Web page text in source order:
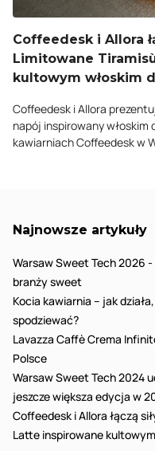
Coffeedesk i Allora
Limitowane
kultowym włoskim
Coffeedesk i Allora
napój inspirowany włoskim
kawiarniach Coffeedesk w
Najnowsze artykuły
Warsaw Sweet Tech 2026
branży sweet
Kocia kawiarnia – jak
spodziewać?
Lavazza Caffè Crema
Polsce
Warsaw Sweet Tech 2024
jeszcze większa edycja w
Coffeedesk i Allora łączą
Latte inspirowane